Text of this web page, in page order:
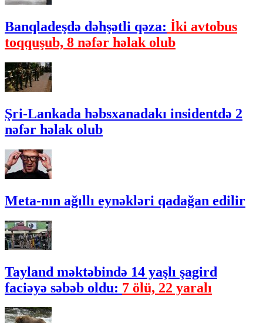
Banqladeşdə dəhşətli qəza: İki avtobus
toqquşub, 8 nəfər həlak olub
Şri-Lankada həbsxanadakı insidentdə 2
nəfər həlak olub
Meta-nın ağıllı eynəkləri qadağan edilir
Tayland məktəbində 14 yaşlı şagird
faciəyə səbəb oldu: 7 ölü, 22 yaralı